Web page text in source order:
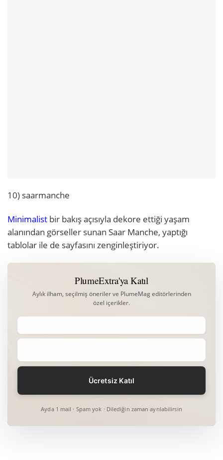
10) saarmanche
Minimalist bir bakış açısıyla dekore ettiği yaşam
alanından görseller sunan Saar Manche, yaptığı
tablolar ile de sayfasını zenginleştiriyor.
PlumeExtra'ya Katıl
Aylık ilham, seçilmiş öneriler ve PlumeMag editörlerinden
özel içerikler.
Ayda 1 mail · Spam yok · Dilediğin zaman ayrılabilirsin